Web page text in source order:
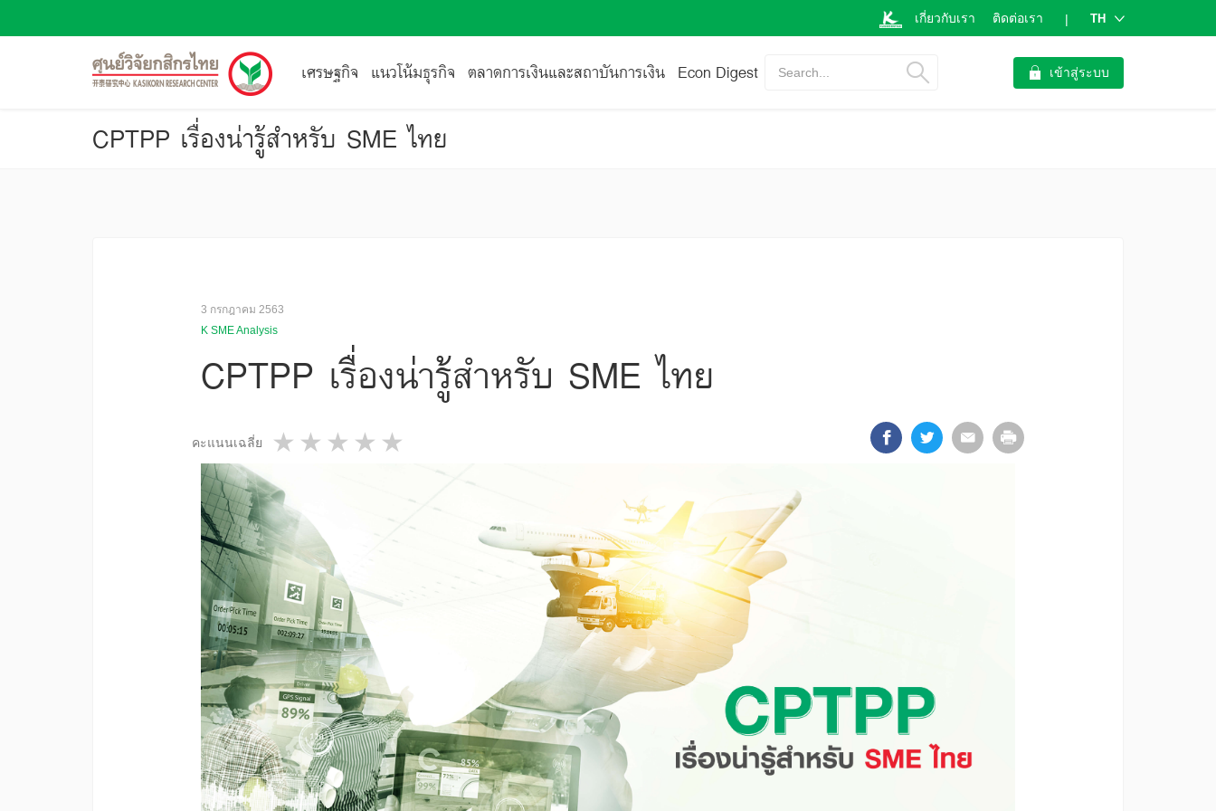
เกี่ยวกับเรา ติดต่อเรา | TH
เศรษฐกิจ แนวโน้มธุรกิจ ตลาดการเงินและสถาบันการเงิน Econ Digest Search... เข้าสู่ระบบ
CPTPP เรื่องน่ารู้สำหรับ SME ไทย
3 กรกฎาคม 2563
K SME Analysis
CPTPP เรื่องน่ารู้สำหรับ SME ไทย
คะแนนเฉลี่ย 4 stars
3 stars
2 stars
1 star